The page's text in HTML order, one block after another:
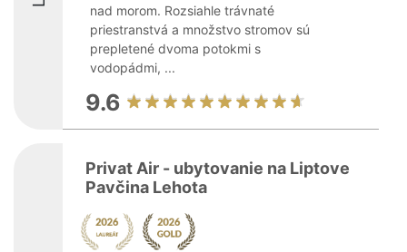
nad morom. Rozsiahle trávnaté
priestranstvá a množstvo stromov sú
prepletené dvoma potokmi s
vodopádmi, ...
9.6
Privat Air - ubytovanie na Liptove
Pavčina Lehota